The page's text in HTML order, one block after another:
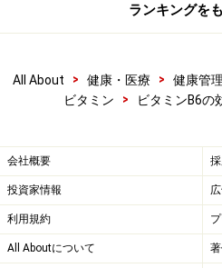
ランキングを
All About > 健康・医療 > 健康管理
ビタミン
> ビタミンB6の
会社概要
投資家情報
利用規約
All Aboutについて